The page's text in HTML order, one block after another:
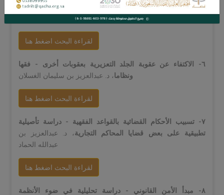
٥- تأخير استيفاء القصاص حتى بلوغ القصر
، د. عبدالرحمن بن
لقراءة البحث اضغط هنا
٦- الاكتفاء عن عقوبة الجلد التعزيرية بعقوبات أخرى - فقها
ونظاما، د. عبدالعزيز بن سليمان الغسلان
لقراءة البحث اضغط هنا
٧- تسبيب الأحكام القضائية بالقواعد الفقهية - دراسة تأصيلية
تطبيقية على بعض قضايا المحاكم التجارية، د. عبدالعزيز بن
عبدالله الحماد
لقراءة البحث اضغط هنا
٨- مبدأ الأمن القانوني - دراسة تحليلية في ضوء الأنظمة